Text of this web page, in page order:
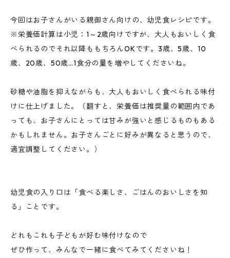
今回はお子さんがいる親御さん向けの、幼児食レシピです。
※栄養価計算は小児：1～2歳向けですが、大人もおいしく食
べられるのでそれ以降ももちろんOKです。3歳、5歳、10
歳、20歳、50歳…1食分の量を増やしてくださいね。
砂糖や油脂を抑えながらも、大人もおいしく食べられる味付
けに仕上げました。（翻すと、栄養価は推奨量の範囲内であ
っても、お子さんにとっては甘みが強いと感じるものもある
かもしれません。お子さんごとに好みが異なると思うので、
適宜調整してください。）
幼児食の入り口は「食べる楽しさ、ごはんのおいしさを知
る」ことです。
どれもこれも子どもが好む味付けなので
ぜひ作って、みんなで一緒に食べてみてくださいね！